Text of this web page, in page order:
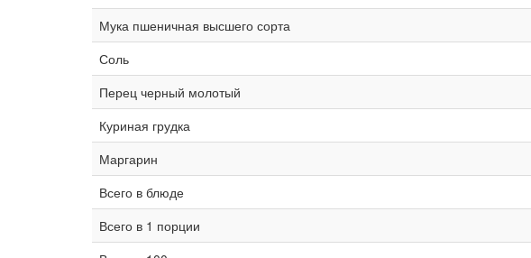
Мука пшеничная высшего сорта
Соль
Перец черный молотый
Куриная грудка
Маргарин
Всего в блюде
Всего в 1 порции